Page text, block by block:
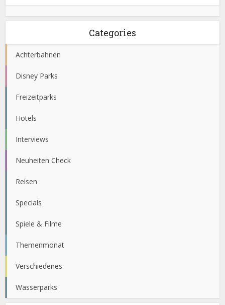
Categories
Achterbahnen
Disney Parks
Freizeitparks
Hotels
Interviews
Neuheiten Check
Reisen
Specials
Spiele & Filme
Themenmonat
Verschiedenes
Wasserparks